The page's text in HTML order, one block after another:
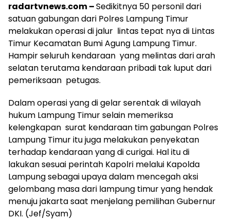
radartvnews.com –Sedikitnya 50 personil dari
satuan gabungan dari Polres Lampung Timur
melakukan operasi di jalur lintas tepat nya di Lintas
Timur Kecamatan Bumi Agung Lampung Timur.
Hampir seluruh kendaraan yang melintas dari arah
selatan terutama kendaraan pribadi tak luput dari
pemeriksaan petugas.
Dalam operasi yang di gelar serentak di wilayah
hukum Lampung Timur selain memeriksa
kelengkapan surat kendaraan tim gabungan Polres
Lampung Timur itu juga melakukan penyekatan
terhadap kendaraan yang di curigai. Hal itu di
lakukan sesuai perintah Kapolri melalui Kapolda
Lampung sebagai upaya dalam mencegah aksi
gelombang masa dari lampung timur yang hendak
menuju jakarta saat menjelang pemilihan Gubernur
DKI. (Jef/Syam)